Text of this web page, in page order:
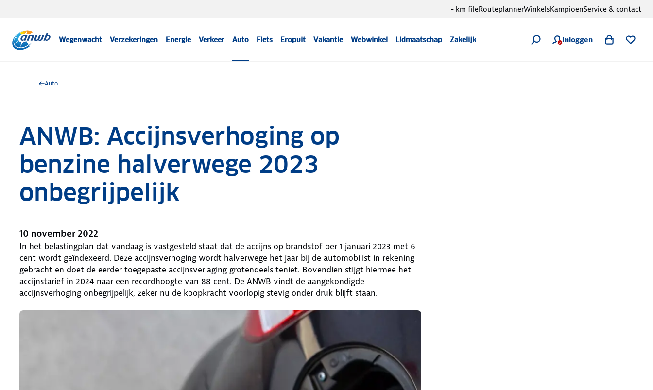
Wegenwacht Verzekeringen Energie Verkeer Auto Fiets Eropuit Vakantie Webwinkel Lidmaatschap Zakelijk Inloggen
- km fileRouteplannerWinkelsKampioenService & contact
Auto
ANWB: Accijnsverhoging op
benzine halverwege 2023
onbegrijpelijk
10 november 2022
In het belastingplan dat vandaag is vastgesteld staat dat de accijns op brandstof per 1 januari 2023 met 6
cent wordt geïndexeerd. Deze accijnsverhoging wordt halverwege het jaar bij de automobilist in rekening
gebracht en doet de eerder toegepaste accijnsverlaging grotendeels teniet. Bovendien stijgt hiermee het
accijnstarief in 2024 naar een recordhoogte van 88 cent. De ANWB vindt de aangekondigde
accijnsverhoging onbegrijpelijk, zeker nu de koopkracht voorlopig stevig onder druk blijft staan.